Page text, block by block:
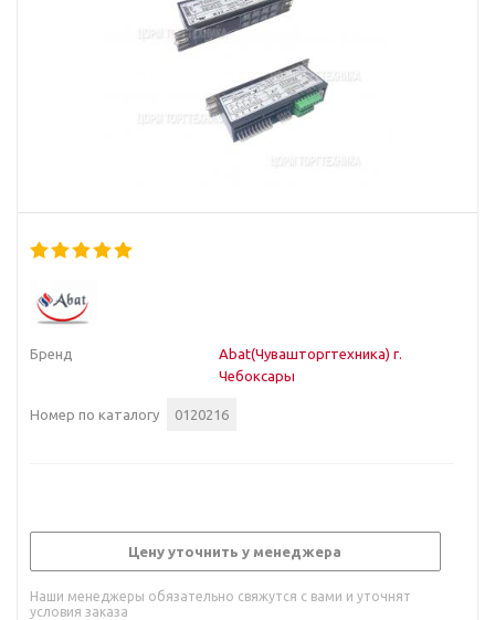
Бренд
Abat(Чувашторгтехника) г.
Чебоксары
Номер по каталогу 0120216
Цену уточнить у менеджера
Наши менеджеры обязательно свяжутся с вами и уточнят
условия заказа